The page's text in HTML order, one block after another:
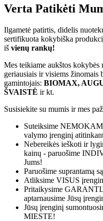
Verta Patikėti
Ilgametė patirtis, didelis
sertifikuota kokybiška
iš vienų rankų!
Mes teikiame aukštos kokybės
geriausiais ir visiems
gamintojais: BIOMAX,
ŠVAISTĖ ir kt.
Susisiekite su mumis ir mes
Suteiksime
valymo įrenginį
Nebereikės ieškoti ir
kainų - paruošime
Jums!
Paruošime suprantamą
Atliksime VISUS
Pritaikysime
aptarnausime Jūsų
Jūsų įrenginį
MIESTE!